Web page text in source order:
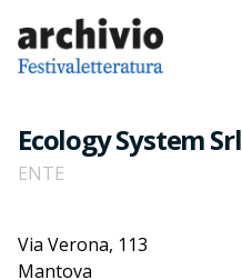
Ecology System Srl
ENTE
Via Verona, 113
Mantova